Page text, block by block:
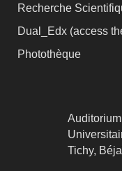
Recherche
Dual_Edx (access
Photothèque
Tichy,